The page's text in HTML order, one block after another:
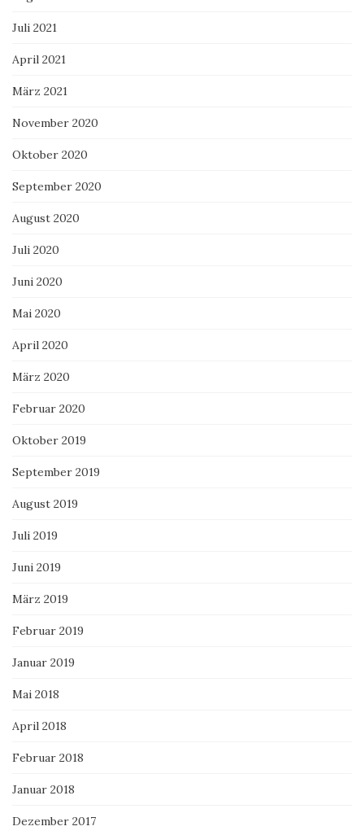
Juli 2021
April 2021
März 2021
November 2020
Oktober 2020
September 2020
August 2020
Juli 2020
Juni 2020
Mai 2020
April 2020
März 2020
Februar 2020
Oktober 2019
September 2019
August 2019
Juli 2019
Juni 2019
März 2019
Februar 2019
Januar 2019
Mai 2018
April 2018
Februar 2018
Januar 2018
Dezember 2017